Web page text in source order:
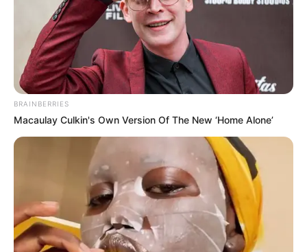
Stop Waiting In Line: The 87¢ Generic Viagra Is
Actually "Self-Serve" In Aisle 7
FRIDAY PLANS
BRAINBERRIES
Macaulay Culkin's Own Version Of The New ‘Home Alone’